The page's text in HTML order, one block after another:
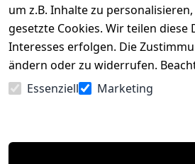
um z.B. Inhalte zu
gesetzte Cookies. Wir teilen
Interesses erfolgen. Die
ändern oder zu widerrufen.
Essenziell
Marketing
Widerrufsrecht